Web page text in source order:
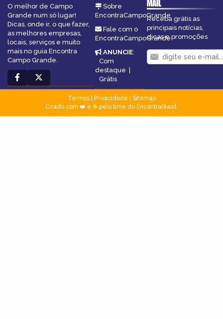
O melhor de Campo
Grande num só lugar!
Dicas, onde ir, o que fazer,
as melhores empresas,
locais, serviços e muito
mais no guia Encontra
Campo Grande.
Sobre
EncontraCampoGrande
Fale com o
EncontraCampoGrande
ANUNCIE:
Com
destaque |
Grátis
MAIL
Receba grátis as
principais notícias,
dicas e promoções
Termos| Privacidade
Sitemap
Criado com ❤️ e ☕ pelo time do EncontraBrasil